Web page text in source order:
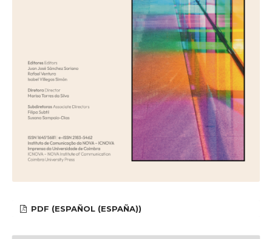
PDF (ESPAÑOL (ESPAÑA))